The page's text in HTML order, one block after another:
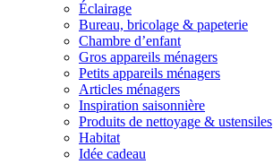
Éclairage
Bureau, bricolage & papeterie
Chambre d’enfant
Gros appareils ménagers
Petits appareils ménagers
Articles ménagers
Inspiration saisonnière
Produits de nettoyage & ustensiles
Habitat
Idée cadeau